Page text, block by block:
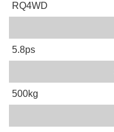
RQ4WD
5.8ps
500kg